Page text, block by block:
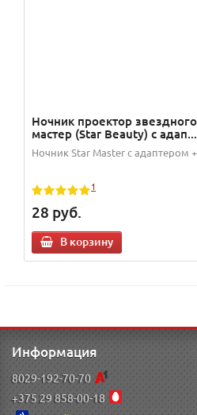
Ночник проектор
мастер (Star Beauty) с адап...
Ночник Star Master с адаптером
1
28 руб.
В корзину
Информация
8029-192-70-70
+375 29 858-00-18